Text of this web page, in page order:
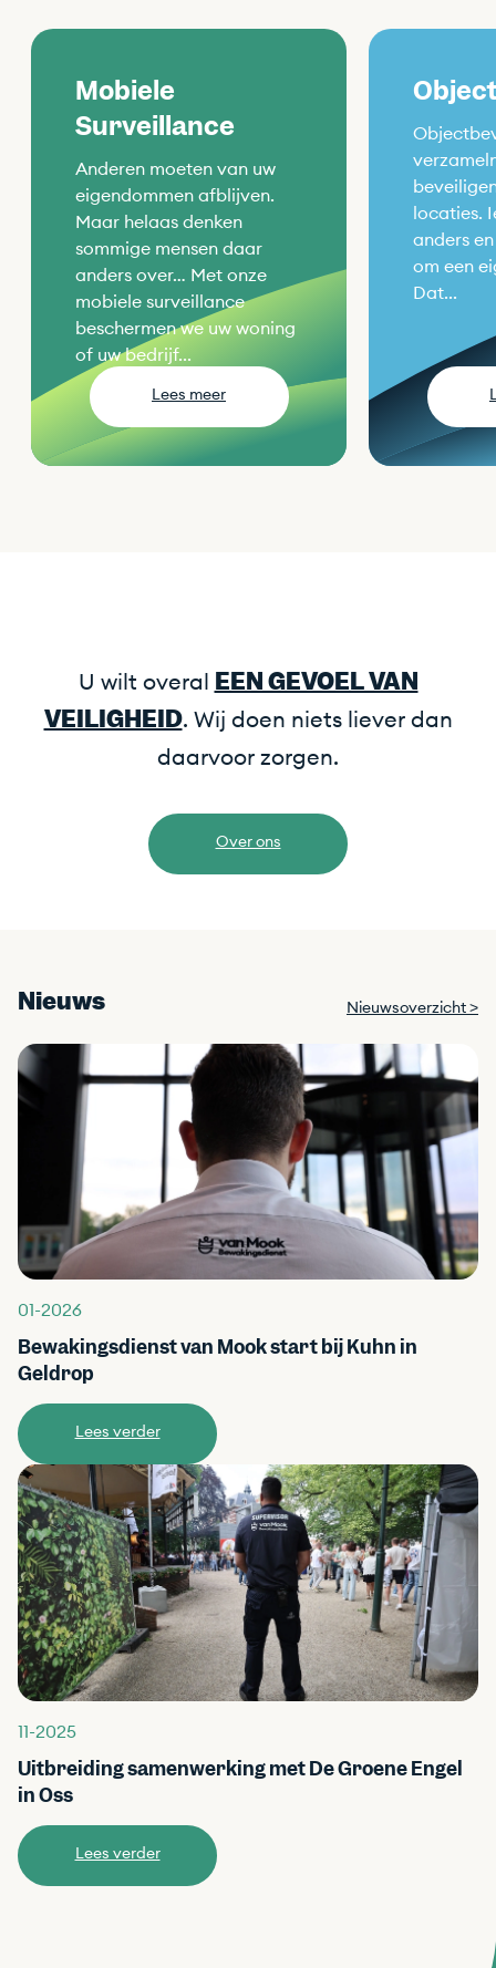
Mobiele
Surveillance
Anderen moeten van uw
eigendommen afblijven.
Maar helaas denken
sommige mensen daar
anders over… Met onze
mobiele surveillance
beschermen we uw woning
of uw bedrijf...
Lees meer
locaties.
anders
om een
Dat...
U wilt overal EEN GEVOEL VAN
VEILIGHEID. Wij doen niets liever dan
daarvoor zorgen.
Over ons
Nieuws Nieuwsoverzicht >
01-2026
Bewakingsdienst van Mook start bij Kühn in
Geldrop
Lees verder
11-2025
Uitbreiding samenwerking met De Groene Engel
in Oss
Lees verder